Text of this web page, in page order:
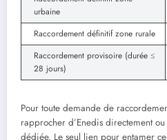
urbaine
Raccordement définitif zone rurale
Raccordement provisoire (durée ≤
28 jours)
Pour toute demande de
rapprocher d’Enedis directement
dédiée. Le seul lien pour entamer